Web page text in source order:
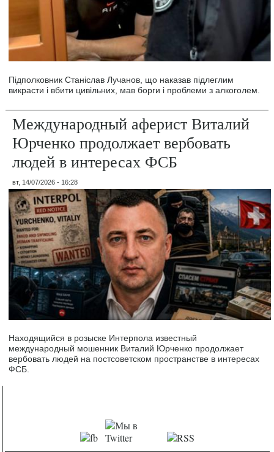
Підполковник Станіслав Лучанов, що наказав підлеглим
викрасти і вбити цивільних, мав борги і проблеми з алкоголем.
Международный аферист Виталий
Юрченко продолжает вербовать
людей в интересах ФСБ
вт, 14/07/2026 - 16:28
Находящийся в розыске Интерпола известный
международный мошенник Виталий Юрченко продолжает
вербовать людей на постсоветском пространстве в интересах
ФСБ.